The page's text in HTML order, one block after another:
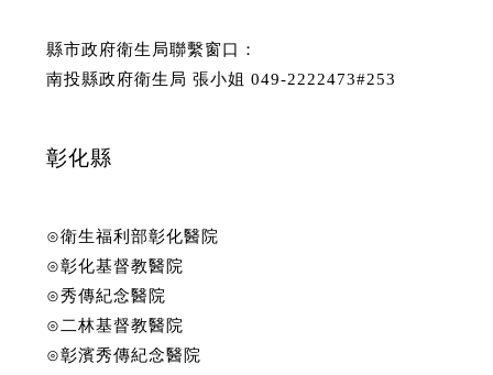
縣市政府衛生局聯繫窗口：
南投縣政府衛生局 張小姐 049-2222473#253
彰化縣
⊙衛生福利部彰化醫院
⊙彰化基督教醫院
⊙秀傳紀念醫院
⊙二林基督教醫院
⊙彰濱秀傳紀念醫院